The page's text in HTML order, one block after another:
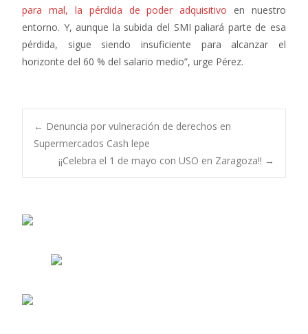
para mal, la pérdida de poder adquisitivo en nuestro
entorno. Y, aunque la subida del SMI paliará parte de esa
pérdida, sigue siendo insuficiente para alcanzar el
horizonte del 60 % del salario medio”, urge Pérez.
Navegación
de
← Denuncia por vulneración de derechos en
Supermercados Cash lepe
¡¡Celebra el 1 de mayo con USO en Zaragoza!! →